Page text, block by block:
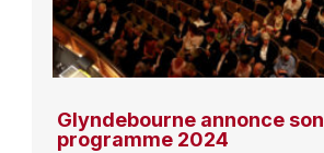
Glyndebourne annonce son
programme 2024